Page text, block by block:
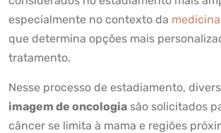
especialmente no contexto da
que determina opções mais
tratamento.
Nesse processo de estadiamento,
imagem de oncologia são solicitados
câncer se limita à mama e regiões